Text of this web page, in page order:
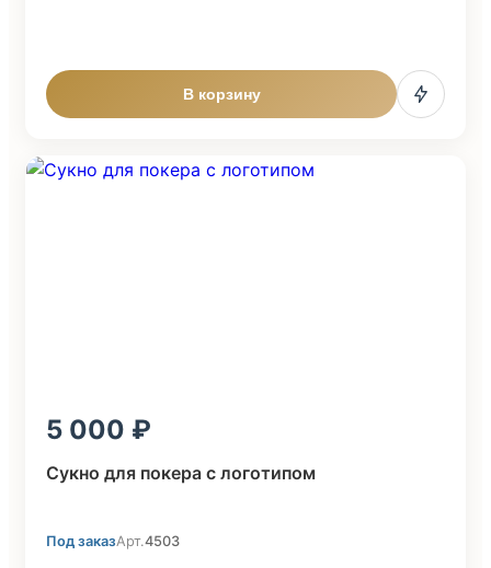
В корзину
5 000
Сукно для покера с логотипом
Под заказАрт.4503